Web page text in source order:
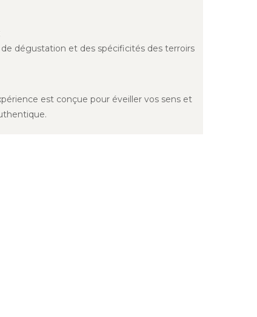
dégustation et des spécificités des terroirs
est conçue pour éveiller vos sens et